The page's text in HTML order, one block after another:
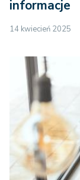
informacje
14 kwiecień 2025